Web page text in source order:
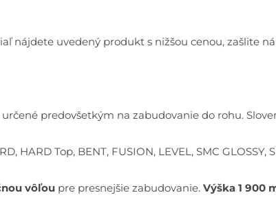
nájdete uvedený produkt s nižšou cenou, zašlite
predovšetkým na zabudovanie do rohu.
HARD Top, BENT, FUSION, LEVEL, SMC GLOSSY,
vôľou pre presnejšie zabudovanie. Výška 1 900